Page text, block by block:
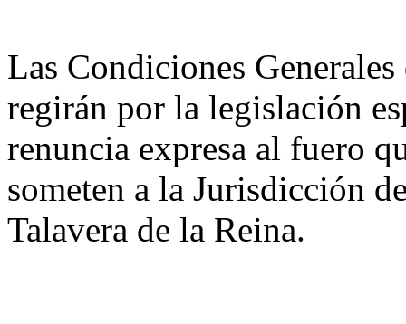
Las Condiciones
regirán por la legislación
renuncia expresa al fuero
someten a la Jurisdicción
Talavera de la Reina.